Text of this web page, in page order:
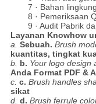
7 · Bahan
8 · Pemeriksaan
9 · Audit Pabrik
Layanan Knowhow
a. Sebuah. Brush
kuantitas, tingkat
b. b. Your logo design
Anda Format PDF &
c. c. Brush handles
sikat
d. d. Brush ferrule